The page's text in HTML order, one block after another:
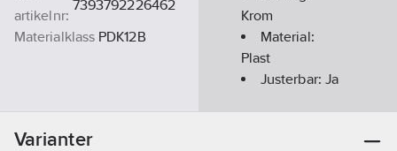
artikelnr:
7393792226462
Materialklass PDK12B
Krom
Material:
Plast
Justerbar: Ja
Varianter